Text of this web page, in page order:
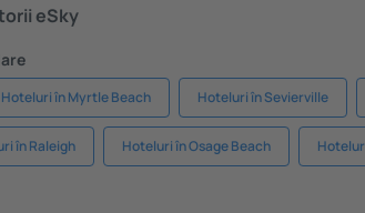
eSky
Hoteluri în Myrtle Beach Hoteluri în Sevierville
în Raleigh Hoteluri în Osage Beach